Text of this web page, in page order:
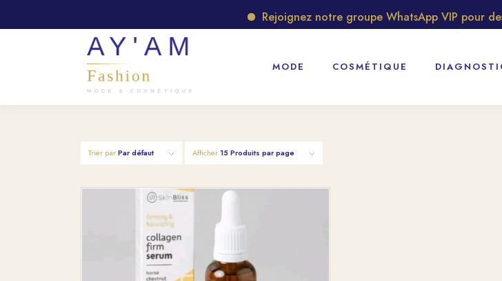
Rejoignez notre groupe WhatsApp VIP pour des
MODE COSMÉTIQUE
Trier parPar défaut Afficher15 Produits par page